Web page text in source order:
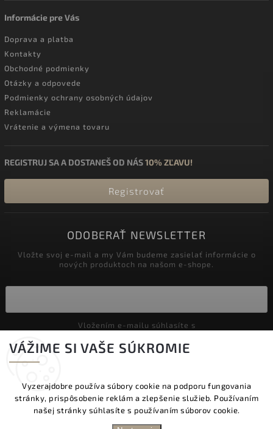
VÁŽIME SI VAŠE SÚKROMIE
Vyzerajdobre používa súbory cookie na podporu fungovania
stránky, prispôsobenie reklám a zlepšenie služieb. Používaním
našej stránky súhlasíte s používaním súborov cookie.
DOPRAVA ZADARMO NAD 60 € | DODANIE V
Informácie pre Vás
Doprava a platba
Kontakty
Obchodné podmienky
Otázky a odpovede
Podmienky ochrany osobných údajov
Reklamácie
Vrátenie a výmena tovaru
REGISTRUJ SA A DOSTANEŠ OD NÁS10% ZĽAVU!
Registrovať
ODOBERAŤ NEWSLETTER
Vložte svoj e-mail a my Vám budeme zasielať informácie o
nových produktoch na našom e-shope.
Copyright 2026Vyzeraj dobre. Všetky práva vyhradené.
Upraviť nastavenie cookies